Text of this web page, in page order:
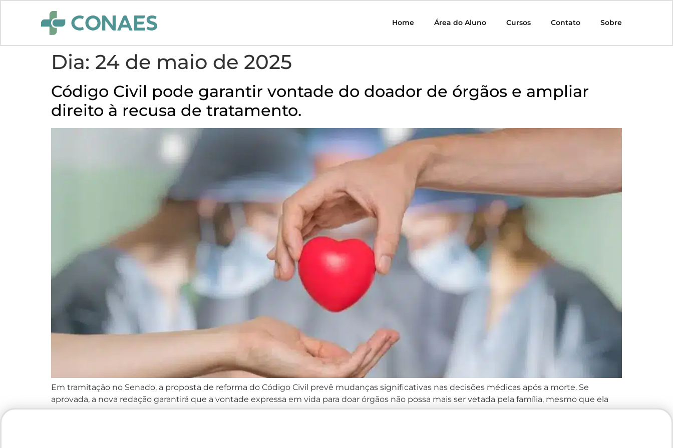
Home Área do Aluno Cursos Contato Sobre
Dia: 24 de maio de 2025
Código Civil pode garantir vontade do doador de órgãos e ampliar
direito à recusa de tratamento.
Em tramitação no Senado, a proposta de reforma do Código Civil prevê mudanças significativas nas decisões médicas após a morte. Se
aprovada, a nova redação garantirá que a vontade expressa em vida para doar órgãos não possa mais ser vetada pela família, mesmo que ela
seja consultada atualmente. Essa alteração tem como objetivo reduzir a […]